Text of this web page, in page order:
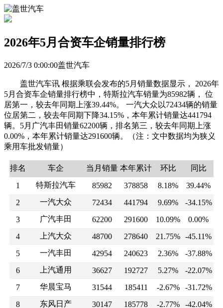
2026年5月合资车企销量排行榜
2026/7/3 0:00:00盖世汽车
盖世汽车讯 根据乘联会发布的5月销量数据显示， 2026年
5月合资车企销量排行榜中，特斯拉汽车销量为85982辆， 位
居第一，较去年同期上涨39.44%。 一汽大众以72434辆的销量
位居第二，较去年同期下降34.15%，本年累计销量达441794
辆。5月广汽丰田销量62200辆，排名第三，较去年同期上涨
0.00%，本年累计销量达291600辆。（注：文中数据均为狭义
乘用车批发销量）
排名 车企 当月销量 本年累计 环比 同比
1 特斯拉汽车 85982 378858 8.18%
39.44%
2
一汽大众 72434 441794 9.69%
-34.15%
3
广汽丰田 62200 291600 10.09%
0.00%
4
上汽大众 48700 278640 21.75% -45.11%
5
一汽丰田 42954 240623 2.36%
-37.88%
6
上汽通用 36627 192727 5.27%
-22.07%
7
华晨宝马 31544 185411 -2.67%
-31.72%
8
东风日产 30147 185778 -2.77%
-42.04%